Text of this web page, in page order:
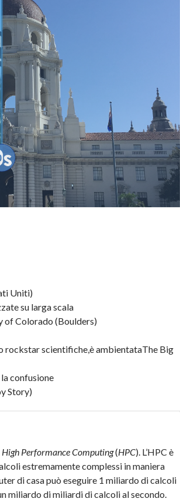
Uniti)
su larga scala
of Colorado (Boulders)
rockstar scientifiche,è ambientataThe Big
confusione
Story)
High Performance Computing(HPC). L’HPC è
estremamente complessi in maniera
di casa può eseguire 1 miliardo di calcoli
miliardo di miliardi di calcoli al secondo.